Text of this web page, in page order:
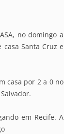
no domingo a
Santa Cruz e
casa por 2 a 0 no
em Recife. A